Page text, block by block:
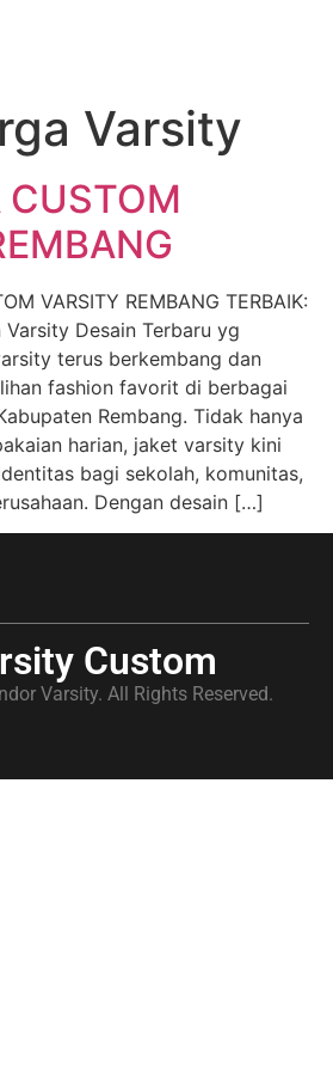
Varsity
CUSTOM
VARSITY REMBANG TERBAIK:
Varsity Desain Terbaru yg
terus berkembang dan
fashion favorit di berbagai
Rembang. Tidak hanya
harian, jaket varsity kini
bagi sekolah, komunitas,
Dengan desain […]
Custom
Varsity. All Rights Reserved.